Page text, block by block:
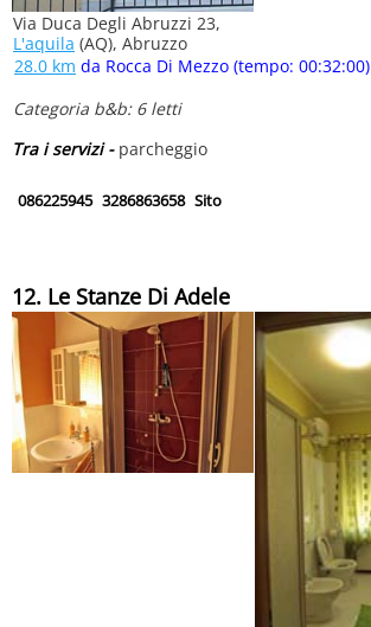
Via Duca Degli Abruzzi 23,
L'aquila (AQ), Abruzzo
28.0 km da Rocca Di Mezzo (tempo: 00:32:00)
Categoria b&b: 6 letti
Tra i servizi - parcheggio
086225945 3286863658 Sito
12. Le Stanze Di Adele